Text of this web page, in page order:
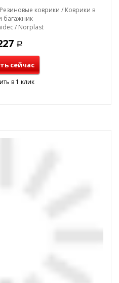
коврики / Коврики в
багажник
/ Norplast
Р
сейчас
в 1 клик